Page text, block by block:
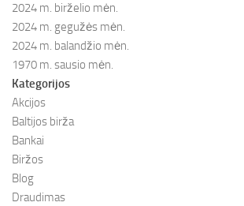
2024 m. birželio mėn.
2024 m. gegužės mėn.
2024 m. balandžio mėn.
1970 m. sausio mėn.
Kategorijos
Akcijos
Baltijos birža
Bankai
Biržos
Blog
Draudimas